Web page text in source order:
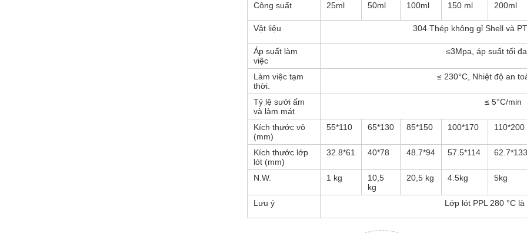
Công suất 25ml 50ml 100ml 150 ml 200ml
Vật liệu 304 Thép không gỉ Shell và
Áp suất làm
việc
≤3Mpa, áp suất tối
Làm việc tạm
thời.
≤ 230°C, Nhiệt độ an
Tỷ lệ sưởi ấm
và làm mát
≤ 5°C/min
Kích thước vỏ
(mm)
55*110 65*130 85*150 100*170 110*200
Kích thước lớp
lót (mm)
32.8*61 40*78 48.7*94 57.5*114 62.7*133
N.W. 1 kg
10,5
kg
20,5 kg 4.5kg 5kg
Lưu ý Lớp lót PPL 280 °C